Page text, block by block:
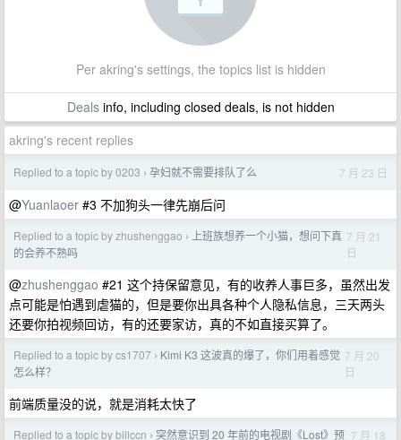
Per akring's settings, the topics list is hidden
Dealsinfo, including closed deals, is not hidden
akring's recent replies
Replied to a topic by 0203 › 孕妇就不需要排队了么 7 月 23 日
@Yuanlaoer #3 不加狗头一律先崩后问
Replied to a topic by zhushenggao ›
上班族想养一个小猫，想问下真
的会养不熟吗
7 月 21
日
@zhushenggao #21 这个持保留意见，有的收养人事巨多，虽然出发
点可能是怕遇到虐猫的，但是要你出具各种个人隐私信息，三天两头
还要你拍视频回访，有的还要家访，真的不如直接买算了。
Replied to a topic by cs1707 › Kimi K3 这波真的爆了，你们用着感觉
怎么样？
7 月 20
日
前端质量没的说，就是消耗太快了
Replied to a topic by billccn › 突然意识到 20 年前的电视剧《Lost》预 7 月 18